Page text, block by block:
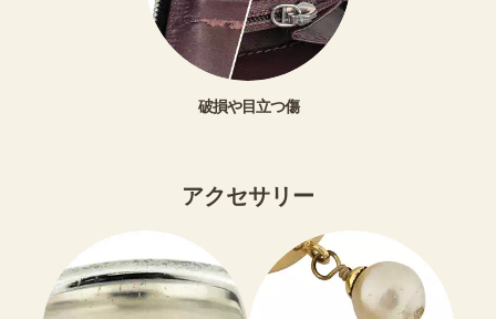
破損や目立つ傷
アクセサリー